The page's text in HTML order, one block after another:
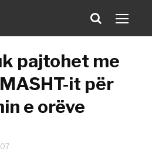
pajtohet me
it për
e orëve